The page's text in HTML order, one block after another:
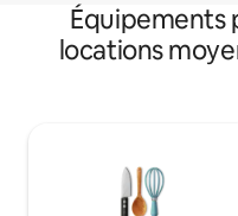
Équipements
locations